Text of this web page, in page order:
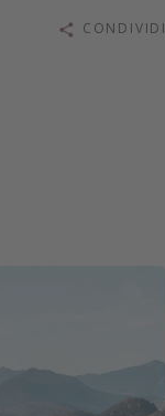
CONDIVIDI